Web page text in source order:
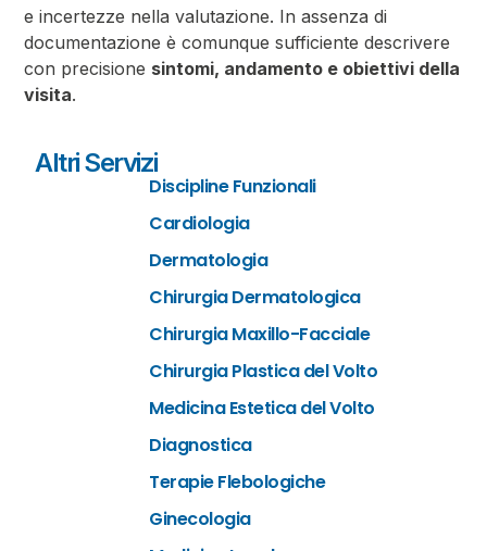
e incertezze nella valutazione. In assenza di
documentazione è comunque sufficiente descrivere
con precisione sintomi, andamento e obiettivi della
visita.
Altri Servizi
Discipline Funzionali
Cardiologia
Dermatologia
Chirurgia Dermatologica
Chirurgia Maxillo-Facciale
Chirurgia Plastica del Volto
Medicina Estetica del Volto
Diagnostica
Terapie Flebologiche
Ginecologia